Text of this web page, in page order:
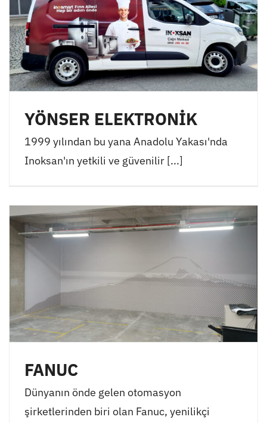
YÖNSER ELEKTRONİK
1999 yılından bu yana Anadolu Yakası'nda
Inoksan'ın yetkili ve güvenilir [...]
FANUC
Dünyanın önde gelen otomasyon
şirketlerinden biri olan Fanuc, yenilikçi